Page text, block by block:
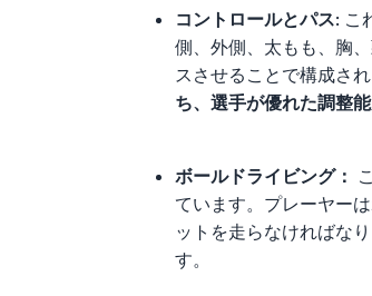
コントロールとパス: こ
側、外側、太もも、胸
スさせることで構成さ
ち、選手が優れた調整
ボールドライビング：
ています。プレーヤー
ットを走らなければな
す。